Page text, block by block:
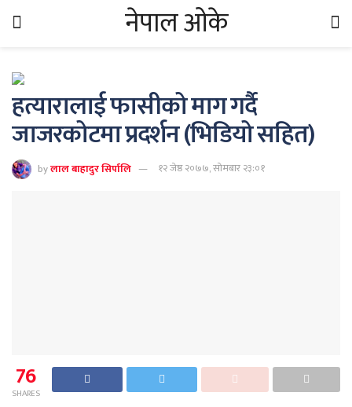
नेपाल ओके
हत्यारालाई फासीको माग गर्दै
जाजरकोटमा प्रदर्शन (भिडियो सहित)
byलाल बाहादुर सिर्पालि १२ जेष्ठ २०७७, सोमबार २३:०१
76
SHARES